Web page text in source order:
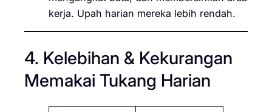
kerja. Upah harian mereka lebih rendah.
4. Kelebihan & Kekurangan
Memakai Tukang Harian